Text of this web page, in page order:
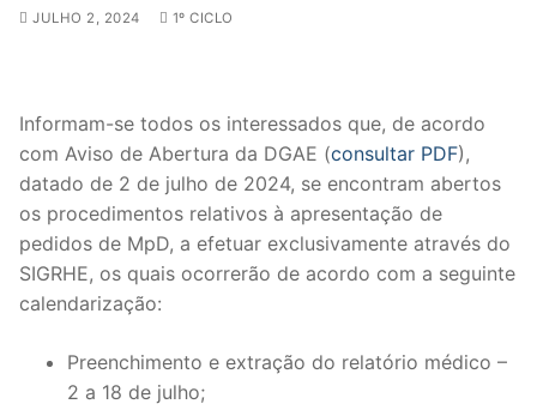
sindicalização
Notícias
Legislação
Sectores
PRÉ-ESCOLAR
JULHO 2, 2024 1º CICLO
Informam-se todos os interessados que, de acordo
com Aviso de Abertura da DGAE (consultar PDF),
datado de 2 de julho de 2024, se encontram abertos
os procedimentos relativos à apresentação de
pedidos de MpD, a efetuar exclusivamente através do
SIGRHE, os quais ocorrerão de acordo com a seguinte
calendarização:
Preenchimento e extração do relatório médico –
2 a 18 de julho;